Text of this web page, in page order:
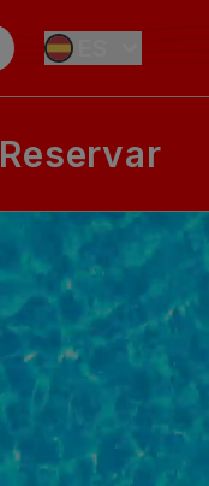
FR
DE
SE
NL
Reservar